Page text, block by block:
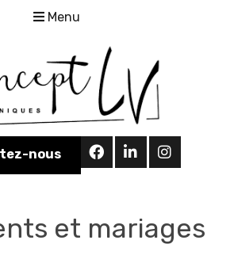
Menu
nous
et mariages